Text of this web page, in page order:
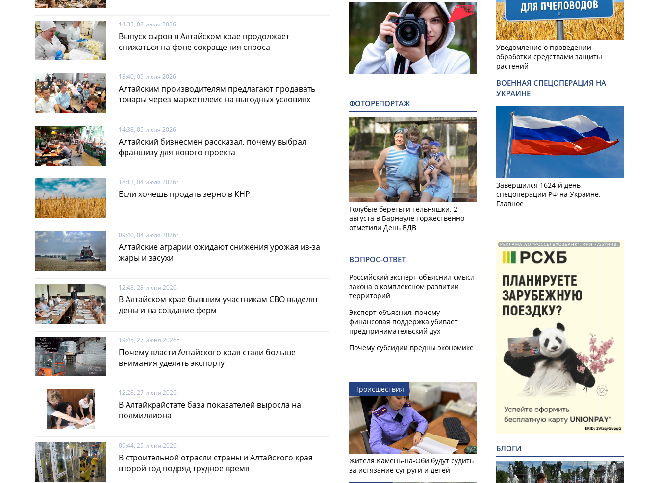
14:33, 08 июля 2026г
Выпуск сыров в Алтайском крае продолжает
снижаться на фоне сокращения спроса
18:40, 05 июля 2026г
Алтайским производителям предлагают продавать
товары через маркетплейс на выгодных условиях
14:38, 05 июля 2026г
Алтайский бизнесмен рассказал, почему выбрал
франшизу для нового проекта
18:13, 04 июля 2026г
Если хочешь продать зерно в КНР
09:40, 04 июля 2026г
Алтайские аграрии ожидают снижения урожая из-за
жары и засухи
12:48, 28 июня 2026г
В Алтайском крае бывшим участникам СВО выделят
деньги на создание ферм
19:45, 27 июня 2026г
Почему власти Алтайского края стали больше
внимания уделять экспорту
12:28, 27 июня 2026г
В Алтайкрайстате база показателей выросла на
полмиллиона
09:44, 25 июня 2026г
В строительной отрасли страны и Алтайского края
второй год подряд трудное время
ФОТОРЕПОРТАЖ
Голубые береты и тельняшки. 2
августа в Барнауле торжественно
отметили День ВДВ
ВОПРОС-ОТВЕТ
Российский эксперт объяснил смысл
закона о комплексном развитии
территорий
Эксперт объяснил, почему
финансовая поддержка убивает
предпринимательский дух
Почему субсидии вредны экономике
Происшествия
Жителя Камень-на-Оби будут судить
за истязание супруги и детей
Уведомление о проведении
обработки средствами защиты
растений
ВОЕННАЯ СПЕЦОПЕРАЦИЯ НА
УКРАИНЕ
Завершился 1624-й день
спецоперации РФ на Украине.
Главное
РЕКЛАМА АО "РОССЕЛЬХОЗБАНК". ИНН 772511448.
БЛОГИ